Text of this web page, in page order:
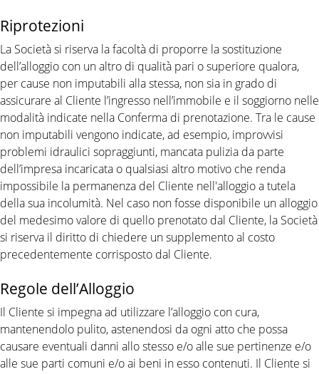
Riprotezioni
La Società si riserva la facoltà di proporre la sostituzione
dell’alloggio con un altro di qualità pari o superiore qualora,
per cause non imputabili alla stessa, non sia in grado di
assicurare al Cliente l’ingresso nell’immobile e il soggiorno nelle
modalità indicate nella Conferma di prenotazione. Tra le cause
non imputabili vengono indicate, ad esempio, improvvisi
problemi idraulici sopraggiunti, mancata pulizia da parte
dell’impresa incaricata o qualsiasi altro motivo che renda
impossibile la permanenza del Cliente nell'alloggio a tutela
della sua incolumità. Nel caso non fosse disponibile un alloggio
del medesimo valore di quello prenotato dal Cliente, la Società
si riserva il diritto di chiedere un supplemento al costo
precedentemente corrisposto dal Cliente.
Regole dell’Alloggio
Il Cliente si impegna ad utilizzare l’alloggio con cura,
mantenendolo pulito, astenendosi da ogni atto che possa
causare eventuali danni allo stesso e/o alle sue pertinenze e/o
alle sue parti comuni e/o ai beni in esso contenuti. Il Cliente si